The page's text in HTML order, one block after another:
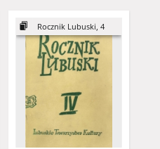
Rocznik Lubuski, 4